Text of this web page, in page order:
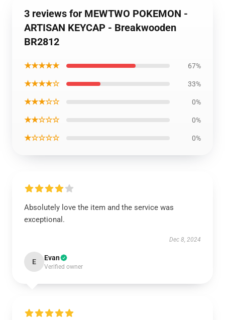
3 reviews for MEWTWO POKEMON -
ARTISAN KEYCAP - Breakwooden
BR2812
★★★★★ 67%
★★★★☆ 33%
★★★☆☆ 0%
★★☆☆☆ 0%
★☆☆☆☆ 0%
Absolutely love the item and the service was
exceptional.
Dec 8, 2024
E Evan
Verified owner